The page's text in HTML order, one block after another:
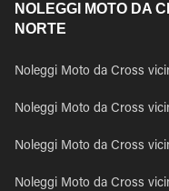
NOLEGGI MOTO DA
NORTE
Noleggi Moto da Cross
Noleggi Moto da Cross
Noleggi Moto da Cross
Noleggi Moto da Cross